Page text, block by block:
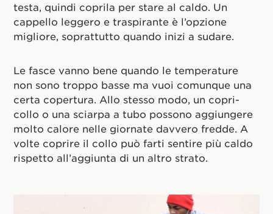
testa, quindi coprila per stare al caldo. Un
cappello leggero e traspirante è l’opzione
migliore, soprattutto quando inizi a sudare.
Le fasce vanno bene quando le temperature
non sono troppo basse ma vuoi comunque una
certa copertura. Allo stesso modo, un copri-
collo o una sciarpa a tubo possono aggiungere
molto calore nelle giornate davvero fredde. A
volte coprire il collo può farti sentire più caldo
rispetto all’aggiunta di un altro strato.